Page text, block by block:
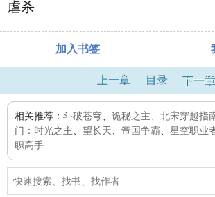
虐杀
加入书签
上一章 目录 下一章
相关推荐： 斗破苍穹 诡秘之主 北宋穿越指
门：时光之主
望长天 帝国争霸 星空职业
职高手